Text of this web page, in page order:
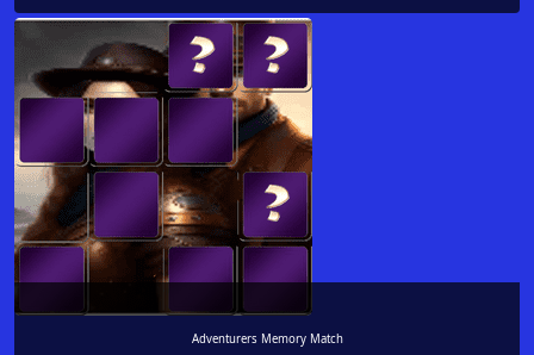
Adventurers Memory Match